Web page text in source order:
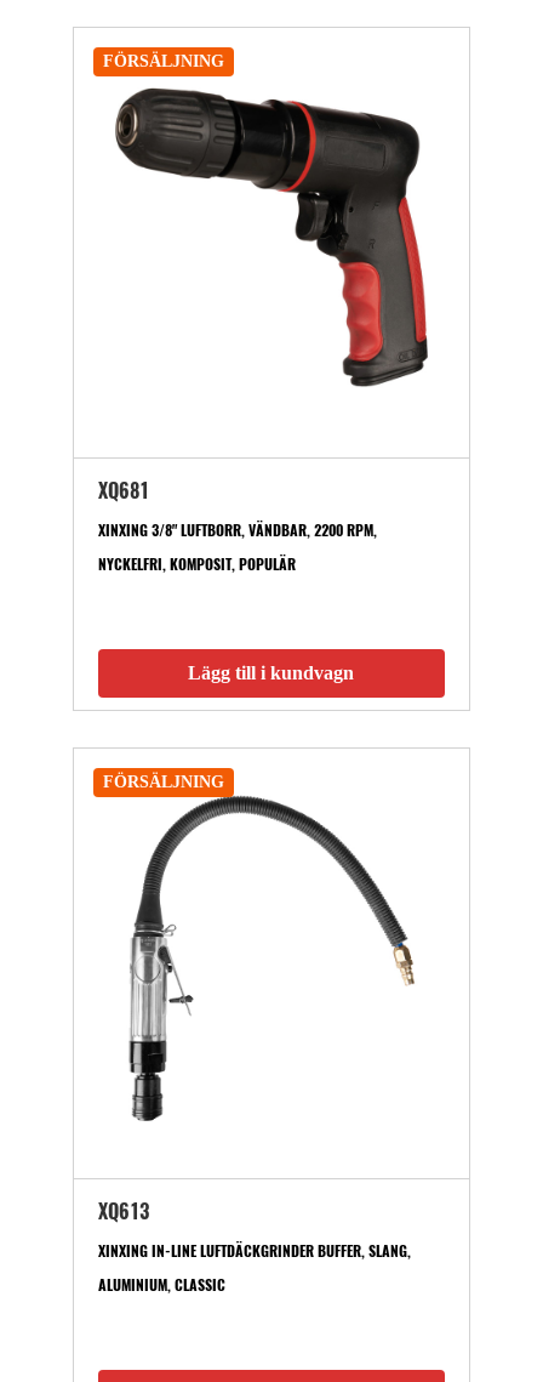
FÖRSÄLJNING
XQ681
XINXING 3/8" LUFTBORR, VÄNDBAR, 2200 RPM,
NYCKELFRI, KOMPOSIT, POPULÄR
Lägg till i kundvagn
FÖRSÄLJNING
XQ613
XINXING IN-LINE LUFTDÄCKGRINDER BUFFER, SLANG,
ALUMINIUM, CLASSIC